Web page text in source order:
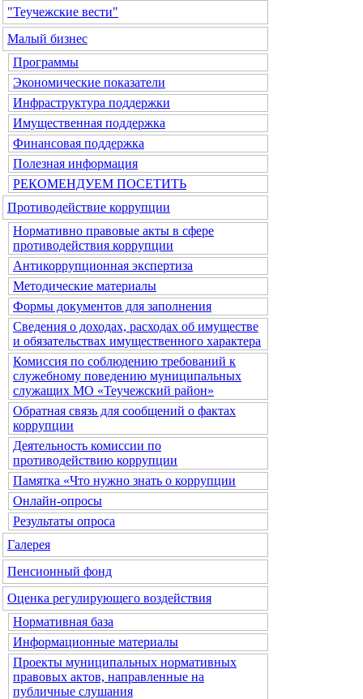
"Теучежские вести"
Малый бизнес
Программы
Экономические показатели
Инфраструктура поддержки
Имущественная поддержка
Финансовая поддержка
Полезная информация
РЕКОМЕНДУЕМ ПОСЕТИТЬ
Противодействие коррупции
Нормативно правовые акты в сфере
противодействия коррупции
Антикоррупционная экспертиза
Методические материалы
Формы документов для заполнения
Сведения о доходах, расходах об имуществе
и обязательствах имущественного характера
Комиссия по соблюдению требований к
служебному поведению муниципальных
служащих МО «Теучежский район»
Обратная связь для сообщений о фактах
коррупции
Деятельность комиссии по
противодействию коррупции
Памятка «Что нужно знать о коррупции
Онлайн-опросы
Результаты опроса
Галерея
Пенсионный фонд
Оценка регулирующего воздействия
Нормативная база
Информационные материалы
Проекты муниципальных нормативных
правовых актов, направленные на
публичные слушания